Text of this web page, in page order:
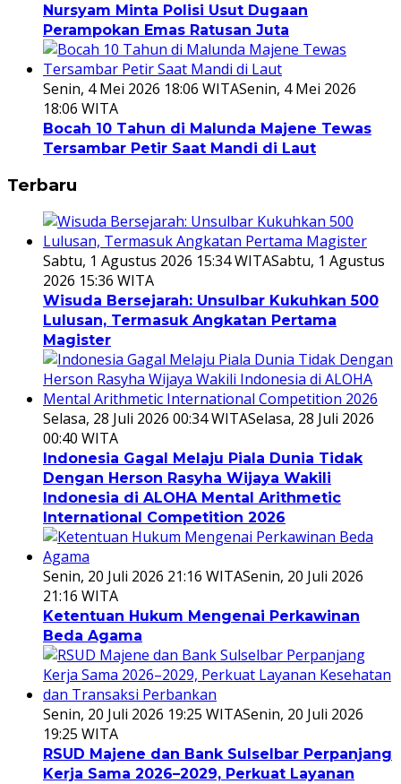
Nursyam Minta Polisi Usut Dugaan
Perampokan Emas Ratusan Juta
Senin, 4 Mei 2026 18:06 WITASenin, 4 Mei 2026
18:06 WITA
Bocah 10 Tahun di Malunda Majene Tewas
Tersambar Petir Saat Mandi di Laut
Terbaru
Sabtu, 1 Agustus 2026 15:34 WITASabtu, 1 Agustus
2026 15:36 WITA
Wisuda Bersejarah: Unsulbar Kukuhkan 500
Lulusan, Termasuk Angkatan Pertama
Magister
Selasa, 28 Juli 2026 00:34 WITASelasa, 28 Juli 2026
00:40 WITA
Indonesia Gagal Melaju Piala Dunia Tidak
Dengan Herson Rasyha Wijaya Wakili
Indonesia di ALOHA Mental Arithmetic
International Competition 2026
Senin, 20 Juli 2026 21:16 WITASenin, 20 Juli 2026
21:16 WITA
Ketentuan Hukum Mengenai Perkawinan
Beda Agama
Senin, 20 Juli 2026 19:25 WITASenin, 20 Juli 2026
19:25 WITA
RSUD Majene dan Bank Sulselbar Perpanjang
Kerja Sama 2026–2029, Perkuat Layanan